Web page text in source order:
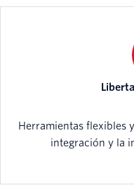
Herramientas flexibles
integración y la